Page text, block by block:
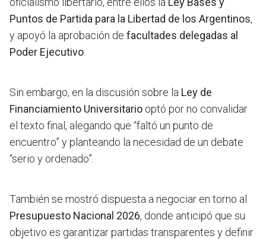
Puntos de Partida para la Libertad de los Argentinos,
y apoyó la aprobación de facultades delegadas al
Poder Ejecutivo
Sin embargo, en la discusión sobre la Ley de
Financiamiento Universitario optó por no convalidar
el texto final, alegando que “faltó un punto de
encuentro” y planteando la necesidad de un debate
“serio y ordenado”.
También se mostró dispuesta a negociar en torno al
Presupuesto Nacional 2026, donde anticipó que su
objetivo es garantizar partidas transparentes y definir